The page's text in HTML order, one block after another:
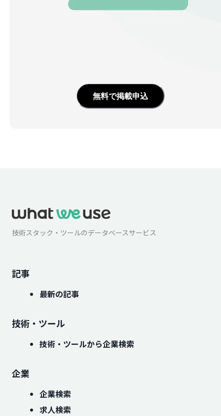
無料で掲載申込
技術スタック・ツールのデータベースサービス
記事
最新の記事
技術・ツール
技術・ツールから企業検索
企業
企業検索
求人検索